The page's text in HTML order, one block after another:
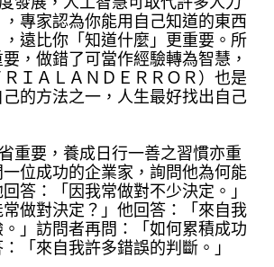
，專家認為你能用自己知道的東西
，遠比你「知道什麼」更重要。所
，做錯了可當作經驗轉為智慧，
ＩＡＬＡＮＤＥＲＲＯＲ）也是
的方法之一，人生最好找出自己
要，養成日行一善之習慣亦重
位成功的企業家，詢問他為何能
答：「因我常做對不少決定。」
常做對決定？」他回答：「來自我
」訪問者再問：「如何累積成功
「來自我許多錯誤的判斷。」